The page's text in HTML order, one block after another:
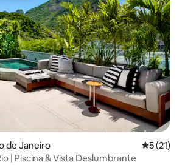
de Janeiro 5 de uma
5 (21)
| Piscina & Vista Deslumbrante